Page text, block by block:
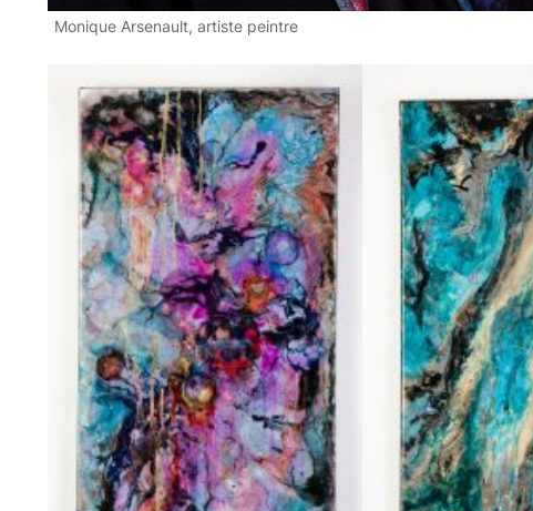
Monique Arsenault, artiste peintre